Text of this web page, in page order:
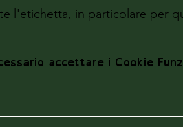
l'etichetta, in particolare per
accettare i Cookie